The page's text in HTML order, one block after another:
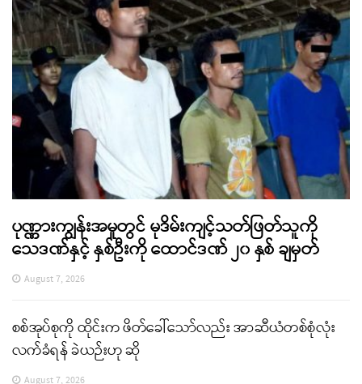
ပုဏ္ဏားကျွန်းအမှုတွင် မုဒိမ်းကျင့်သတ်ဖြတ်သူကို
သေဒဏ်နှင့် နှစ်ဦးကို ထောင်ဒဏ် ၂၀ နှစ် ချမှတ်
August 7, 2026
စစ်အုပ်စုကို ထိုင်းက ဖိတ်ခေါ်သော်လည်း အာဆီယံတစ်စုံလုံး
လက်ခံရန် ခဲယဉ်းဟု ဆို